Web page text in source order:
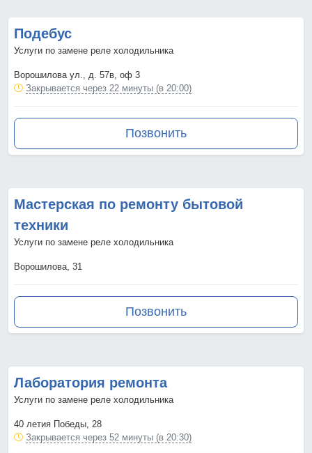
Подебус
Услуги по замене реле холодильника
Ворошилова ул., д. 57в, оф 3
Закрывается через 22 минуты (в 20:00)
Позвонить
Мастерская по ремонту бытовой
техники
Услуги по замене реле холодильника
Ворошилова, 31
Позвонить
Лаборатория ремонта
Услуги по замене реле холодильника
40 летия Победы, 28
Закрывается через 52 минуты (в 20:30)